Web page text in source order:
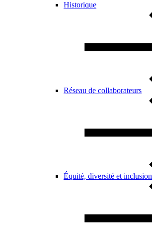
Historique
Réseau de collaborateurs
Équité, diversité et inclusion